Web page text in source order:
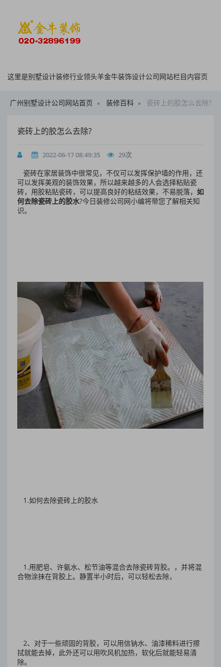
这里是别墅设计装修行业领头羊金牛装饰设计公司网站栏目内容页
广州别墅设计公司网站首页 装修百科 瓷砖上的胶怎么去除?
瓷砖上的胶怎么去除?
2022-06-17 08:49:35 29次
瓷砖在家居装饰中很常见，不仅可以发挥保护墙的作用，还
可以发挥美观的装饰效果，所以越来越多的人会选择粘贴瓷
砖，用胶粘贴瓷砖，可以提高良好的粘结效果，不易脱落， 如
何去除瓷砖上的胶水?今日装修公司网小编将带您了解相关知
识。
1.如何去除瓷砖上的胶水
1.用肥皂、许氨水、松节油等混合去除瓷砖背胶。，并将混
合物涂抹在背胶上。静置半小时后，可以轻松去除，
2、对于一些顽固的背胶，可以用信钠水、油漆稀料进行擦
拭就能去掉，此外还可以用吹风机加热，软化后就能轻易清
除。